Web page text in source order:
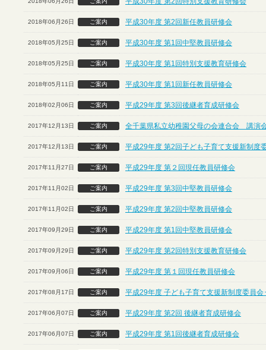
2018年06月26日 ご案内 平成30年度 第2回新任教員研修会
2018年05月25日 ご案内 平成30年度 第1回中堅教員研修会
2018年05月25日 ご案内 平成30年度 第1回特別支援教育研修会
2018年05月11日 ご案内 平成30年度 第1回新任教員研修会
2018年02月06日 ご案内 平成29年度 第3回後継者育成研修会
2017年12月13日 ご案内 全千葉県私立幼稚園父母の会連合会 講演
2017年12月13日 ご案内 平成29年度 第2回子ども子育て支援新制度
2017年11月27日 ご案内 平成29年度 第２回現任教員研修会
2017年11月02日 ご案内 平成29年度 第3回中堅教員研修会
2017年11月02日 ご案内 平成29年度 第2回中堅教員研修会
2017年09月29日 ご案内 平成29年度 第1回中堅教員研修会
2017年09月29日 ご案内 平成29年度 第2回特別支援教育研修会
2017年09月06日 ご案内 平成29年度 第１回現任教員研修会
2017年08月17日 ご案内 平成29年度 子ども子育て支援新制度委員会
2017年06月07日 ご案内 平成29年度 第2回 後継者育成研修会
2017年06月07日 ご案内 平成29年度 第1回後継者育成研修会